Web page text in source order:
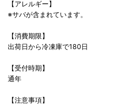
【アレルギー】
※サバが含まれています。
【消費期限】
出荷日から冷凍庫で180日
【受付時期】
通年
【注意事項】